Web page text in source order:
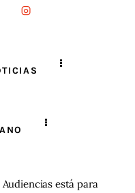
está para